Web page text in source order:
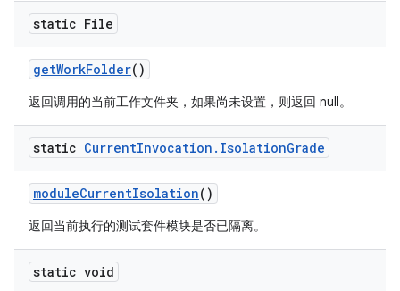
static File
getWorkFolder()
返回调用的当前工作文件夹，如果尚未设置，则返回 null。
static CurrentInvocation . IsolationGrade
moduleCurrentIsolation()
返回当前执行的测试套件模块是否已隔离。
static void